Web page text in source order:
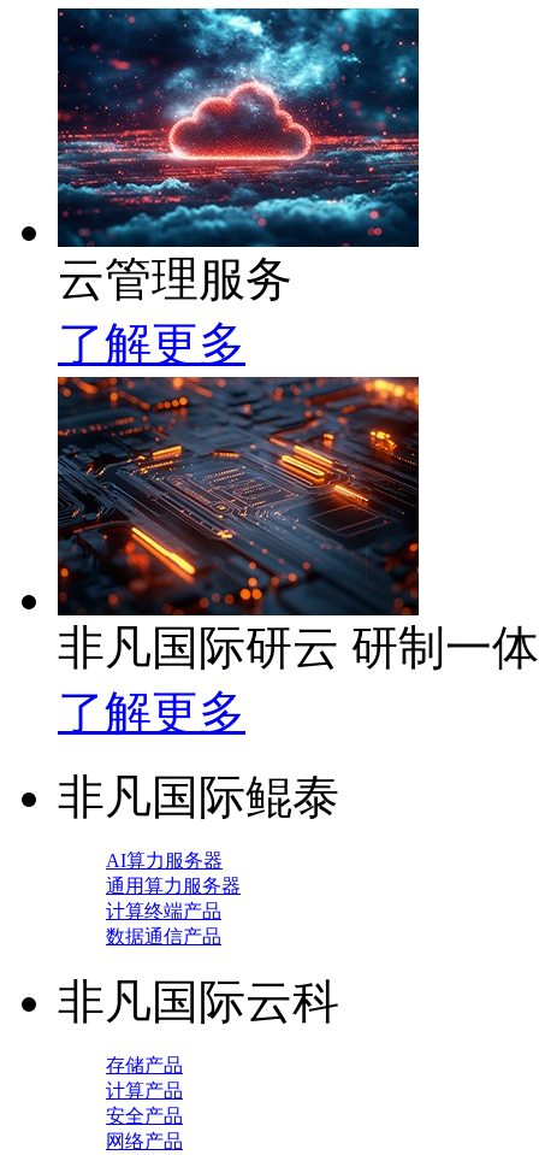
云管理服务
了解更多
非凡国际研云 研制一
了解更多
非凡国际鲲泰
AI算力服务器
通用算力服务器
计算终端产品
数据通信产品
非凡国际云科
存储产品
计算产品
安全产品
网络产品